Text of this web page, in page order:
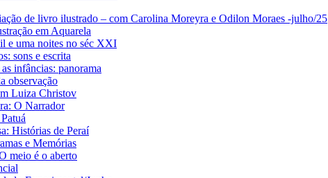
de livro ilustrado – com Carolina Moreyra e Odilon Moraes -julho/25
em Aquarela
e uma noites no séc XXI
sons e escrita
infâncias: panorama
observação
Luiza Christov
O Narrador
Histórias de Peraí
e Memórias
meio é o aberto